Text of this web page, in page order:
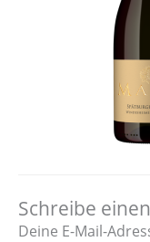
Schreibe
Deine E-Mail-